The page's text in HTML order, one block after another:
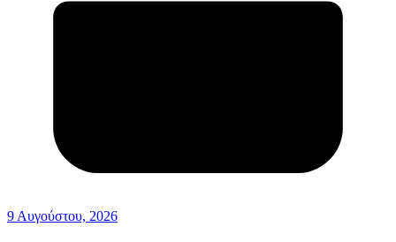
9 Αυγούστου, 2026